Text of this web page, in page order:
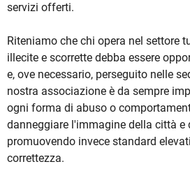
servizi offerti.
Riteniamo che chi opera nel settore
illecite e scorrette debba essere
e, ove necessario, perseguito nelle
nostra associazione è da sempre
ogni forma di abuso o
danneggiare l'immagine della città e
promuovendo invece standard
correttezza.